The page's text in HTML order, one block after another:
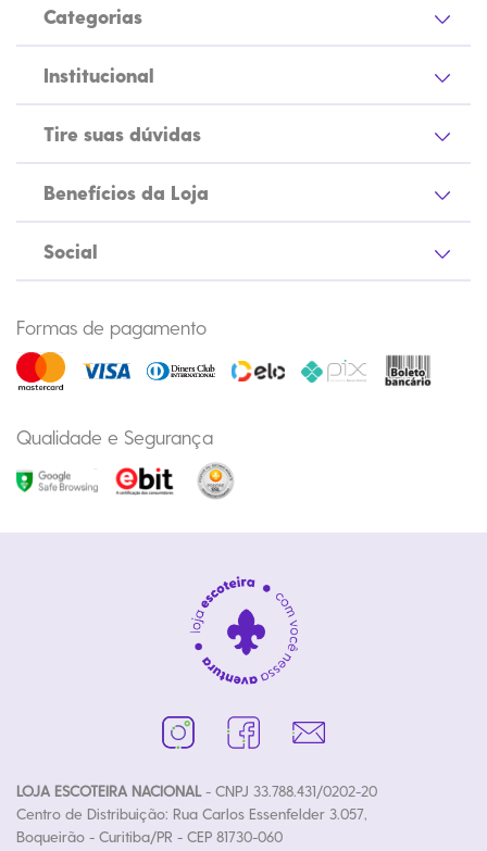
Categorias
Institucional
Tire suas dúvidas
Benefícios da Loja
Social
Formas de pagamento
Qualidade e Segurança
LOJA ESCOTEIRA NACIONAL- CNPJ 33.788.431/0202-20
Centro de Distribuição: Rua Carlos Essenfelder 3.057,
Boqueirão - Curitiba/PR - CEP 81730-060